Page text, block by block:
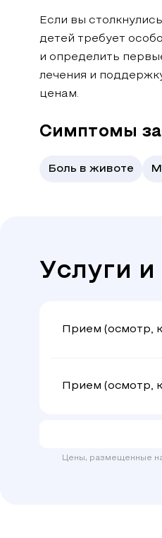
Если вы
детей требует
и определить
лечения и
ценам.
Симптомы
Боль в животе
Услуги
Прием (осмотр,
Прием (осмотр,
Цены, размещенные